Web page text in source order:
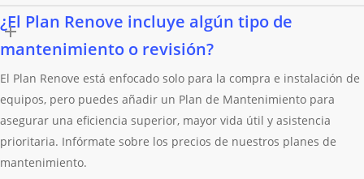
¿El Plan Renove incluye algún tipo de
mantenimiento o revisión?
El Plan Renove está enfocado solo para la compra e instalación de
equipos, pero puedes añadir un Plan de Mantenimiento para
asegurar una eficiencia superior, mayor vida útil y asistencia
prioritaria. Infórmate sobre los precios de nuestros planes de
mantenimiento.